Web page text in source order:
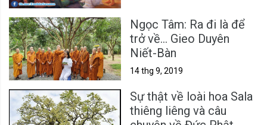
Ngọc Tâm: Ra đi là để
trở về... Gieo Duyên
Niết-Bàn
14 thg 9, 2019
Sự thật về loài hoa Sala
thiêng liêng và câu